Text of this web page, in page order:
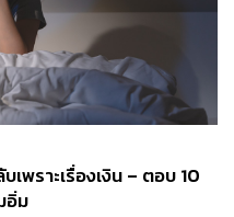
เพราะเรื่องเงิน – ตอบ 10
อิ่ม